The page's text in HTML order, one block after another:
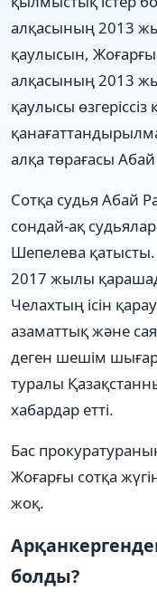
алқасының 2013
қаулысын,
алқасының 2013
қаулысы
алқа төрағасы
Сотқа судья Абай
сондай-ақ
Шепелева қатысты.
2017 жылы
Челахтың ісін
азаматтық және
деген шешім
туралы
хабардар етті.
Бас
Жоғарғы сотқа
жоқ.
болды?